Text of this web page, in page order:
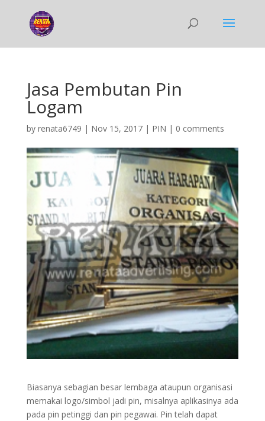
Jasa Pembutan Pin
Logam
by renata6749 | Nov 15, 2017| PIN | 0 comments
Biasanya sebagian besar lembaga ataupun organisasi
memakai logo/simbol jadi pin, misalnya aplikasinya ada
pada pin petinggi dan pin pegawai. Pin telah dapat